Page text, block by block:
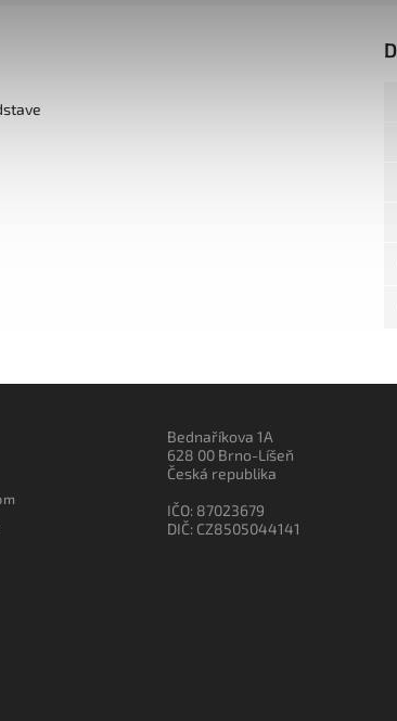
Bednaříkova 1A
628 00 Brno-Líšeň
Česká republika
IČO: 87023679
DIČ: CZ8505044141